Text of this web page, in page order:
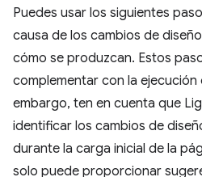
Puedes usar los siguientes
causa de los cambios de
cómo se produzcan. Estos
complementar con la ejecución
embargo, ten en cuenta que
identificar los cambios de
durante la carga inicial de la
solo puede proporcionar